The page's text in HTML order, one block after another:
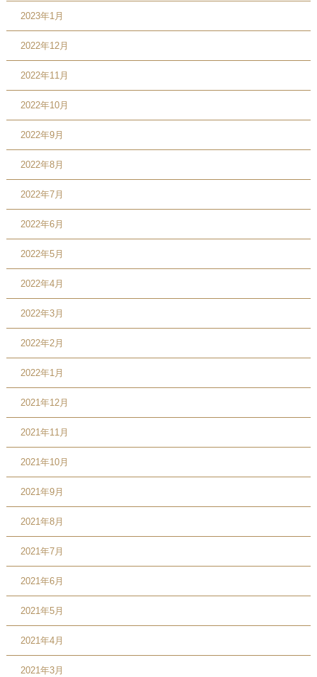
2023年1月
2022年12月
2022年11月
2022年10月
2022年9月
2022年8月
2022年7月
2022年6月
2022年5月
2022年4月
2022年3月
2022年2月
2022年1月
2021年12月
2021年11月
2021年10月
2021年9月
2021年8月
2021年7月
2021年6月
2021年5月
2021年4月
2021年3月